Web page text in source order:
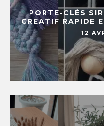
PORTE-CLÉS
CRÉATIF RAPIDE
12